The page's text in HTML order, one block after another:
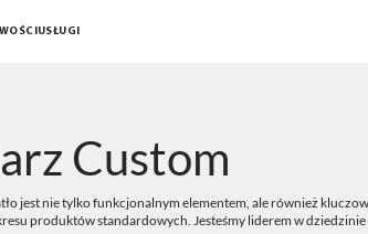
USŁUGI
Custom
jest nie tylko funkcjonalnym elementem, ale również
produktów standardowych. Jesteśmy liderem w